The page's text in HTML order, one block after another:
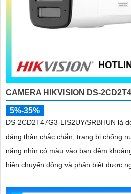
CAMERA HIKVISION DS-
5%-35%
DS-2CD2T47G3-LIS2UY/SRBHUN là
dáng thân chắc chắn, trang bị chống nước IP
năng nhìn có màu vào ban đêm
hiện chuyển động và phân biệt được